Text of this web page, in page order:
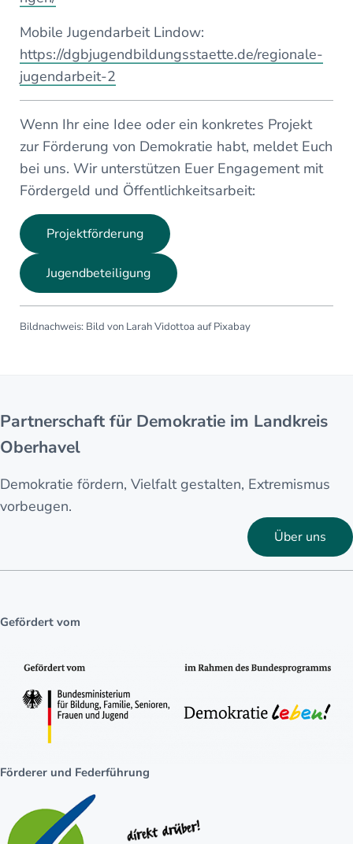
Mobile Jugendarbeit Lindow:
https://dgbjugendbildungsstaette.de/regionale-
jugendarbeit-2
Wenn Ihr eine Idee oder ein konkretes Projekt
zur Förderung von Demokratie habt, meldet Euch
bei uns. Wir unterstützen Euer Engagement mit
Fördergeld und Öffentlichkeitsarbeit:
Projektförderung
Jugendbeteiligung
Bildnachweis: Bild von Larah Vidottoa auf Pixabay
Partnerschaft für Demokratie im Landkreis
Oberhavel
Demokratie fördern, Vielfalt gestalten, Extremismus
vorbeugen.
Über uns
Gefördert vom
Förderer und Federführung